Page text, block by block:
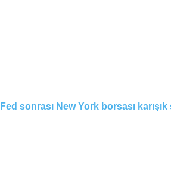
Fed sonrası New York borsası